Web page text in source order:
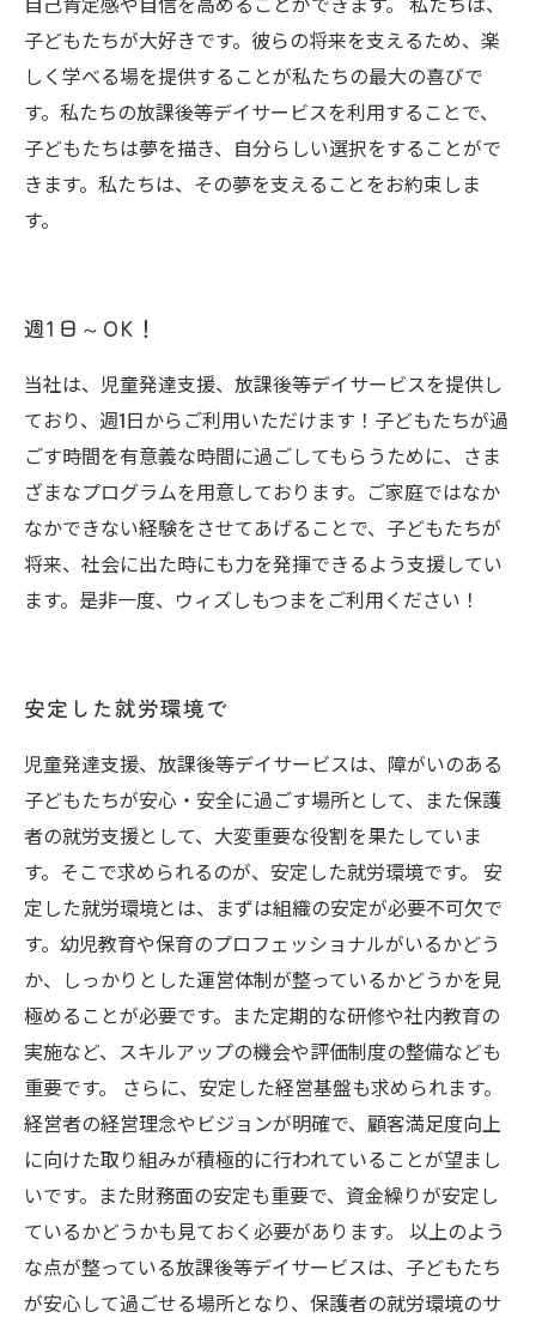
子どもたちが大好きです。彼らの将来を支えるため、楽
しく学べる場を提供することが私たちの最大の喜びで
す。私たちの放課後等デイサービスを利用することで、
子どもたちは夢を描き、自分らしい選択をすることがで
きます。私たちは、その夢を支えることをお約束しま
す。
週1日～OK！
当社は、児童発達支援、放課後等デイサービスを提供し
ており、週1日からご利用いただけます！子どもたちが過
ごす時間を有意義な時間に過ごしてもらうために、さま
ざまなプログラムを用意しております。ご家庭ではなか
なかできない経験をさせてあげることで、子どもたちが
将来、社会に出た時にも力を発揮できるよう支援してい
ます。是非一度、ウィズしもつまをご利用ください！
安定した就労環境で
児童発達支援、放課後等デイサービスは、障がいのある
子どもたちが安心・安全に過ごす場所として、また保護
者の就労支援として、大変重要な役割を果たしていま
す。そこで求められるのが、安定した就労環境です。 安
定した就労環境とは、まずは組織の安定が必要不可欠で
す。幼児教育や保育のプロフェッショナルがいるかどう
か、しっかりとした運営体制が整っているかどうかを見
極めることが必要です。また定期的な研修や社内教育の
実施など、スキルアップの機会や評価制度の整備なども
重要です。 さらに、安定した経営基盤も求められます。
経営者の経営理念やビジョンが明確で、顧客満足度向上
に向けた取り組みが積極的に行われていることが望まし
いです。また財務面の安定も重要で、資金繰りが安定し
ているかどうかも見ておく必要があります。 以上のよう
な点が整っている放課後等デイサービスは、子どもたち
が安心して過ごせる場所となり、保護者の就労環境のサ